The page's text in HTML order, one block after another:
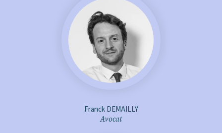
f.demailly@aje-avocats.fr
+ d'infos
Franck DEMAILLY
Avocat